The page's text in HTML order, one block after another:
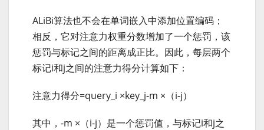
ALiBi算法也不会在单词嵌入中添加位置编码；
相反，它对注意力权重分数增加了一个惩罚，该
惩罚与标记之间的距离成正比。因此，每层两个
标记i和j之间的注意力得分计算如下：
注意力得分=query_i ×key_j-m ×（i-j）
其中，-m ×（i-j）是一个惩罚值，与标记i和j之